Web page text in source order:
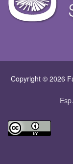
Copyright © 2026